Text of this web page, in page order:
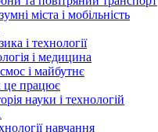
міста і мобільність
і технології
і медицина
і майбутнє
це працює
науки і технологій
навчання